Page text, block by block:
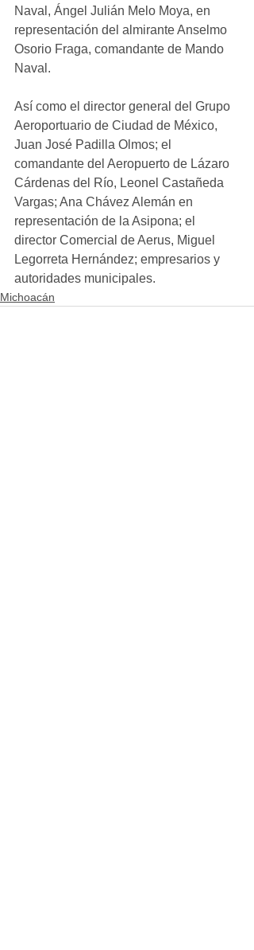
Naval, Ángel Julián Melo Moya, en
representación del almirante Anselmo
Osorio Fraga, comandante de Mando
Naval.
Así como el director general del Grupo
Aeroportuario de Ciudad de México,
Juan José Padilla Olmos; el
comandante del Aeropuerto de Lázaro
Cárdenas del Río, Leonel Castañeda
Vargas; Ana Chávez Alemán en
representación de la Asipona; el
director Comercial de Aerus, Miguel
Legorreta Hernández; empresarios y
autoridades municipales.
Michoacán